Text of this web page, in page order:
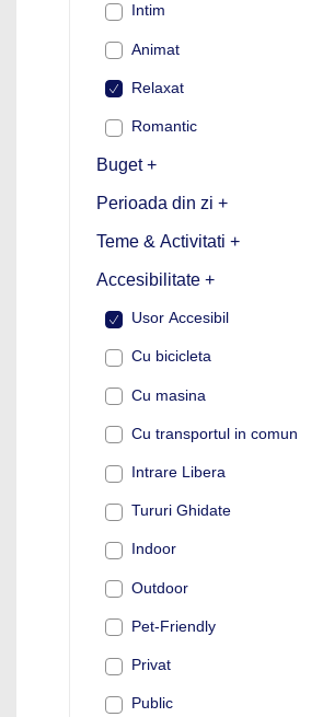
Intim
Animat
Relaxat
Romantic
Buget +
Perioada din zi +
Teme & Activitati +
Accesibilitate +
Usor Accesibil
Cu bicicleta
Cu masina
Cu transportul in comun
Intrare Libera
Tururi Ghidate
Indoor
Outdoor
Pet-Friendly
Privat
Public